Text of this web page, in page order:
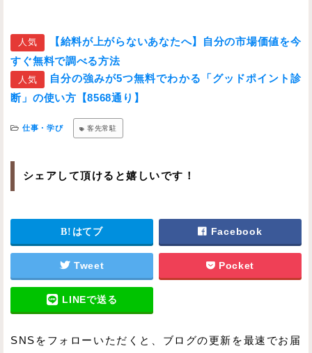
人気
【給料が上がらないあなたへ】自分の市場価値を今
すぐ無料で調べる方法
人気
自分の強みが5つ無料でわかる「グッドポイント診
断」の使い方【8568通り】
仕事・学び 客先常駐
シェアして頂けると嬉しいです！
はてブ Facebook
Tweet Pocket
LINEで送る
SNSをフォローいただくと、ブログの更新を最速でお届